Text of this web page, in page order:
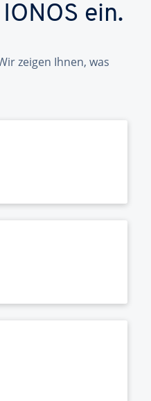
ein.
zeigen Ihnen, was